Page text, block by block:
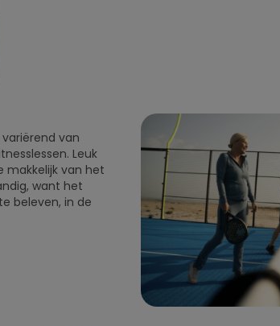
van
Leuk
makkelijk van het
want het
beleven, in de